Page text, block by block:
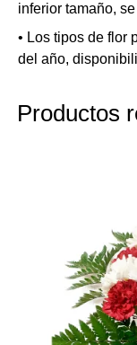
inferior tamaño,
• Los tipos de flor
del año,
Productos